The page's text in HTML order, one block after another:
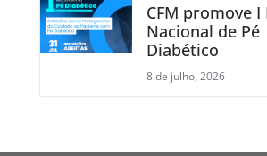
CFM promove I
Nacional de Pé
Diabético
8 de julho, 2026